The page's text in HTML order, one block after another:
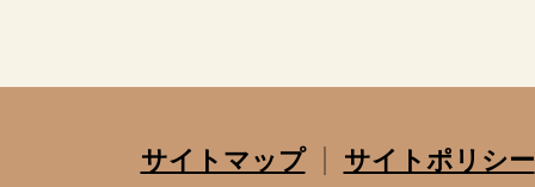
サイトマップ
サイトポリシー